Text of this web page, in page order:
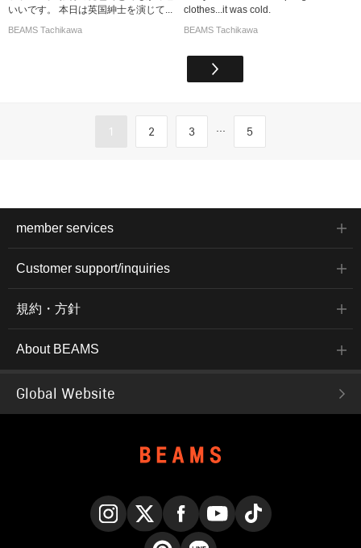
いいです。 本日は英国紳士を演じて...
BEAMS Tachikawa
clothes...it was cold.
BEAMS Tachikawa
1 2 3 ... 5
member services
Customer support/inquiries
規約・方針
About BEAMS
Global Website